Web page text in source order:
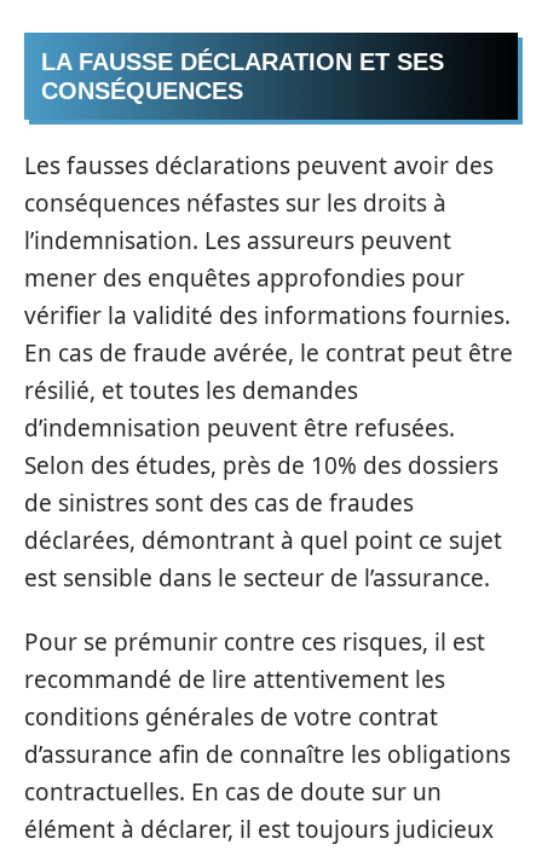
LA FAUSSE DÉCLARATION ET SES
CONSÉQUENCES
Les fausses déclarations peuvent avoir des
conséquences néfastes sur les droits à
l’indemnisation. Les assureurs peuvent
mener des enquêtes approfondies pour
vérifier la validité des informations fournies.
En cas de fraude avérée, le contrat peut être
résilié, et toutes les demandes
d’indemnisation peuvent être refusées.
Selon des études, près de 10% des dossiers
de sinistres sont des cas de fraudes
déclarées, démontrant à quel point ce sujet
est sensible dans le secteur de l’assurance.
Pour se prémunir contre ces risques, il est
recommandé de lire attentivement les
conditions générales de votre contrat
d’assurance afin de connaître les obligations
contractuelles. En cas de doute sur un
élément à déclarer, il est toujours judicieux